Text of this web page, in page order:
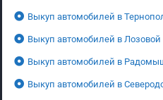
Выкуп автомобилей в
Выкуп автомобилей в Лозовой
Выкуп автомобилей в
Выкуп автомобилей в